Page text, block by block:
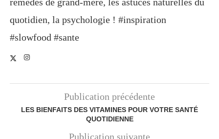
quotidien, la psychologie ! #inspiration
#slowfood #sante
Publication précédente
LES BIENFAITS DES VITAMINES POUR VOTRE SANTÉ
QUOTIDIENNE
Publication suivante